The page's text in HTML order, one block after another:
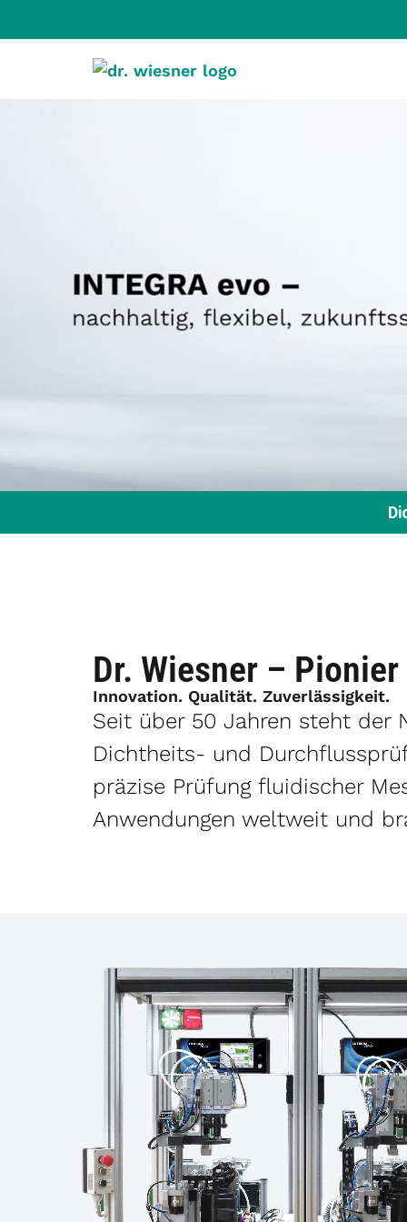
Dr. Wiesner –
Innovation. Qualität. Zuverlässigkeit.
Seit über 50 Jahren steht der
Dichtheits- und
präzise Prüfung fluidischer
Anwendungen weltweit und